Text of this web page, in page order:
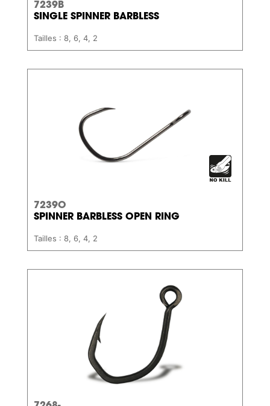
7239B
SINGLE SPINNER BARBLESS
Tailles : 8, 6, 4, 2
7239O
SPINNER BARBLESS OPEN RING
Tailles : 8, 6, 4, 2